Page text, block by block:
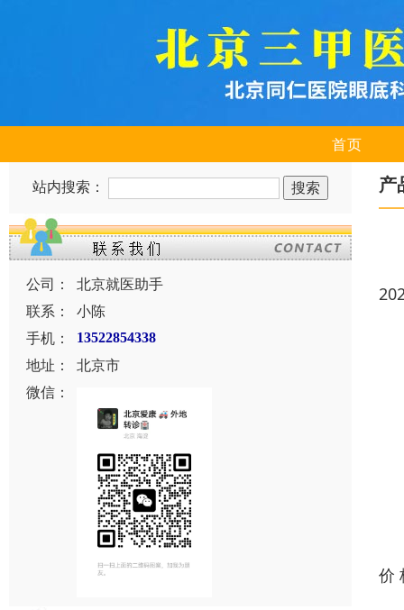
首页
站内搜索：
公司：
北京就医助手
联系：
小陈
手机：
13522854338
地址：
北京市
微信：
产
价